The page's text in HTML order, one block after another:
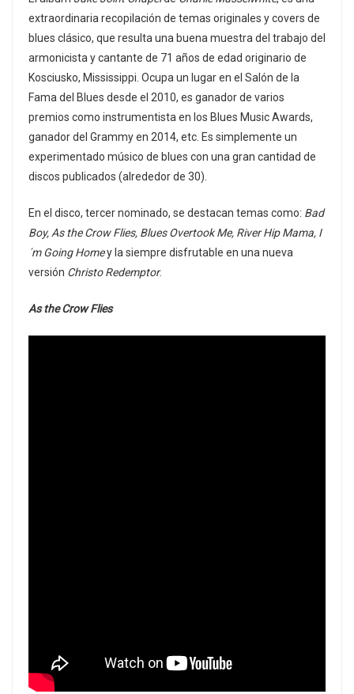
extraordinaria recopilación de temas originales y covers de
blues clásico, que resulta una buena muestra del trabajo del
armonicista y cantante de 71 años de edad originario de
Kosciusko, Mississippi. Ocupa un lugar en el Salón de la
Fama del Blues desde el 2010, es ganador de varios
premios como instrumentista en los Blues Music Awards,
ganador del Grammy en 2014, etc. Es simplemente un
experimentado músico de blues con una gran cantidad de
discos publicados (alrededor de 30).
En el disco, tercer nominado, se destacan temas como: Bad
Boy, As the Crow Flies, Blues Overtook Me, River Hip Mama, I
´m Going Homey la siempre disfrutable en una nueva
versión Christo Redemptor.
As the Crow Flies